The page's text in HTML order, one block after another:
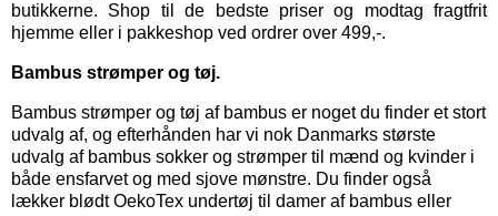
butikkerne. Shop til de bedste priser og modtag fragtfrit
hjemme eller i pakkeshop ved ordrer over 499,-.
Bambus strømper og tøj.
Bambus strømper og tøj af bambus er noget du finder et stort
udvalg af, og efterhånden har vi nok Danmarks største
udvalg af bambus sokker og strømper til mænd og kvinder i
både ensfarvet og med sjove mønstre. Du finder også
lækker blødt OekoTex undertøj til damer af bambus eller